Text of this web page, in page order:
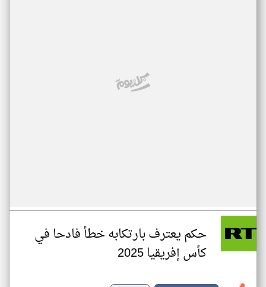
حكم يعترف بارتكابه خطأ فادحا في
كأس إفريقيا 2025